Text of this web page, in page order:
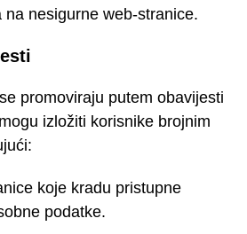
na nesigurne web-stranice.
promoviraju putem obavijesti
izložiti korisnike brojnim
koje kradu pristupne
podatke.